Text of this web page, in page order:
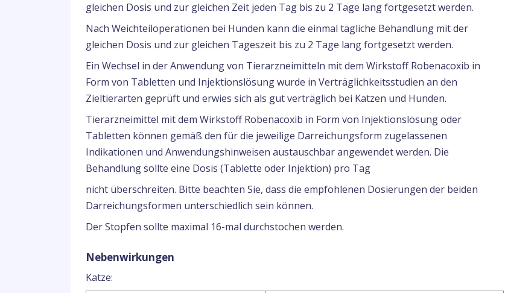
gleichen Dosis und zur gleichen Zeit jeden Tag bis zu 2 Tage lang fortgesetzt werden.
Nach Weichteiloperationen bei Hunden kann die einmal tägliche Behandlung mit der
gleichen Dosis und zur gleichen Tageszeit bis zu 2 Tage lang fortgesetzt werden.
Ein Wechsel in der Anwendung von Tierarzneimitteln mit dem Wirkstoff Robenacoxib in
Form von Tabletten und Injektionslösung wurde in Verträglichkeitsstudien an den
Zieltierarten geprüft und erwies sich als gut verträglich bei Katzen und Hunden.
Tierarzneimittel mit dem Wirkstoff Robenacoxib in Form von Injektionslösung oder
Tabletten können gemäß den für die jeweilige Darreichungsform zugelassenen
Indikationen und Anwendungshinweisen austauschbar angewendet werden. Die
Behandlung sollte eine Dosis (Tablette oder Injektion) pro Tag
nicht überschreiten. Bitte beachten Sie, dass die empfohlenen Dosierungen der beiden
Darreichungsformen unterschiedlich sein können.
Der Stopfen sollte maximal 16-mal durchstochen werden.
Nebenwirkungen
Katze: